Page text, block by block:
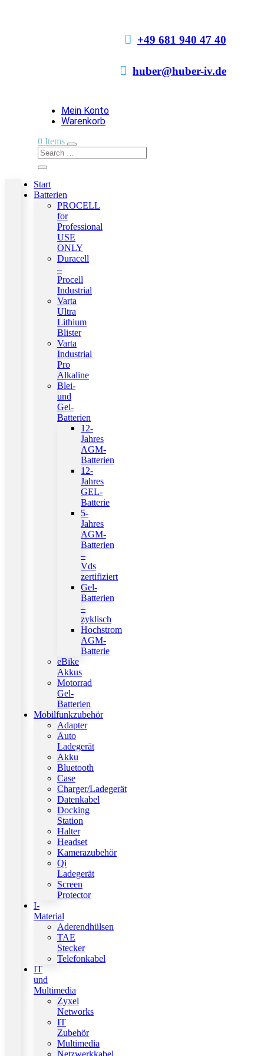
 +49 681 940 47 40
 huber@huber-iv.de
Mein Konto
Warenkorb
0 Items
Start
Batterien
PROCELL
for
Professional
USE
ONLY
Duracell
–
Procell
Industrial
Varta
Ultra
Lithium
Blister
Varta
Industrial
Pro
Alkaline
Blei-
und
Gel-
Batterien
12-
Jahres
AGM-
Batterien
12-
Jahres
GEL-
Batterie
5-
Jahres
AGM-
Batterien
–
Vds
zertifiziert
Gel-
Batterien
–
zyklisch
Hochstrom
AGM-
Batterie
eBike
Akkus
Motorrad
Gel-
Batterien
Mobilfunkzubehör
Adapter
Auto
Ladegerät
Akku
Bluetooth
Case
Charger/Ladegerät
Datenkabel
Docking
Station
Halter
Headset
Kamerazubehör
Qi
Ladegerät
Screen
Protector
I-
Material
Aderendhülsen
TAE
Stecker
Telefonkabel
IT
und
Multimedia
Zyxel
Networks
IT
Zubehör
Multimedia
Netzwerkkabel